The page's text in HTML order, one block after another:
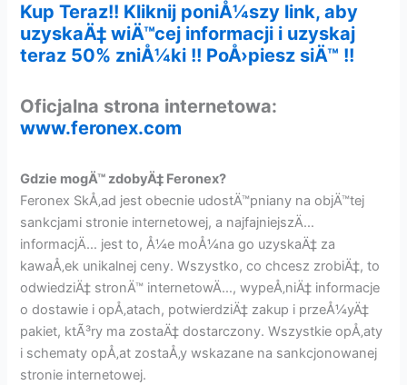
Kup Teraz!! Kliknij poniÅ¼szy link, aby
uzyskaÄ‡ wiÄ™cej informacji i uzyskaj
teraz 50% zniÅ¼ki !! PoÅ›piesz siÄ™ !!
Oficjalna strona internetowa:
www.feronex.com
Gdzie mogÄ™ zdobyÄ‡ Feronex?
Feronex SkÅ‚ad jest obecnie udostÄ™pniany na objÄ™tej
sankcjami stronie internetowej, a najfajniejszÄ…
informacjÄ… jest to, Å¼e moÅ¼na go uzyskaÄ‡ za
kawaÅ‚ek unikalnej ceny. Wszystko, co chcesz zrobiÄ‡, to
odwiedziÄ‡ stronÄ™ internetowÄ…, wypeÅ‚niÄ‡ informacje
o dostawie i opÅ‚atach, potwierdziÄ‡ zakup i przeÅ¼yÄ‡
pakiet, ktÃ³ry ma zostaÄ‡ dostarczony. Wszystkie opÅ‚aty
i schematy opÅ‚at zostaÅ‚y wskazane na sankcjonowanej
stronie internetowej.